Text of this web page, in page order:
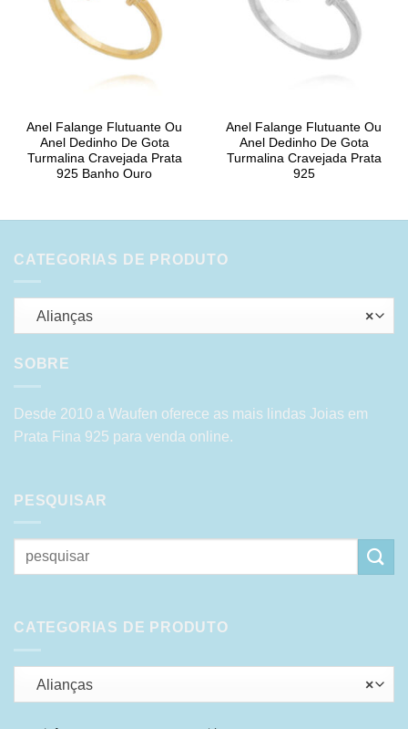
Anel Falange Flutuante Ou
Anel Dedinho De Gota
Turmalina Cravejada Prata
925 Banho Ouro
Anel Falange Flutuante Ou
Anel Dedinho De Gota
Turmalina Cravejada Prata
925
CATEGORIAS DE PRODUTO
×
Alianças
SOBRE
Desde 2010 a Waufen oferece as mais lindas Joias em
Prata Fina 925 para venda online.
PESQUISAR
Pesquisar
por:
CATEGORIAS DE PRODUTO
×
Alianças